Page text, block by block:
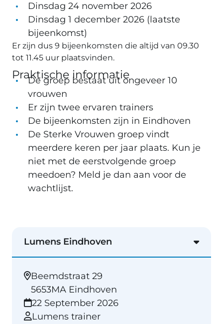
Dinsdag 24 november 2026
Dinsdag 1 december 2026 (laatste
bijeenkomst)
Er zijn dus 9 bijeenkomsten die altijd van 09.30
tot 11.45 uur plaatsvinden.
Praktische informatie
De groep bestaat uit ongeveer 10
vrouwen
Er zijn twee ervaren trainers
De bijeenkomsten zijn in Eindhoven
De Sterke Vrouwen groep vindt
meerdere keren per jaar plaats. Kun je
niet met de eerstvolgende groep
meedoen? Meld je dan aan voor de
wachtlijst.
Lumens Eindhoven
Beemdstraat 29
5653MA Eindhoven
22 September 2026
Lumens trainer